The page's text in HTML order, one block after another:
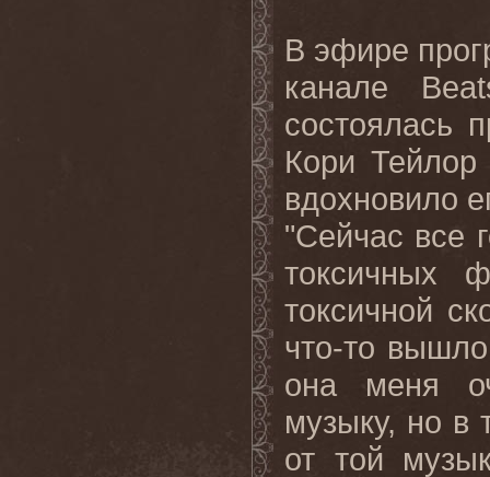
В эфире
канале
состоялась
Кори Тейлор
вдохновило
"Сейчас все
токсичных
токсичной
что-то
она меня
музыку, но в
от той